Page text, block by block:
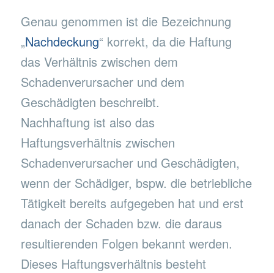
Genau genommen ist die Bezeichnung
„Nachdeckung“ korrekt, da die Haftung
das Verhältnis zwischen dem
Schadenverursacher und dem
Geschädigten beschreibt.
Nachhaftung ist also das
Haftungsverhältnis zwischen
Schadenverursacher und Geschädigten,
wenn der Schädiger, bspw. die betriebliche
Tätigkeit bereits aufgegeben hat und erst
danach der Schaden bzw. die daraus
resultierenden Folgen bekannt werden.
Dieses Haftungsverhältnis besteht